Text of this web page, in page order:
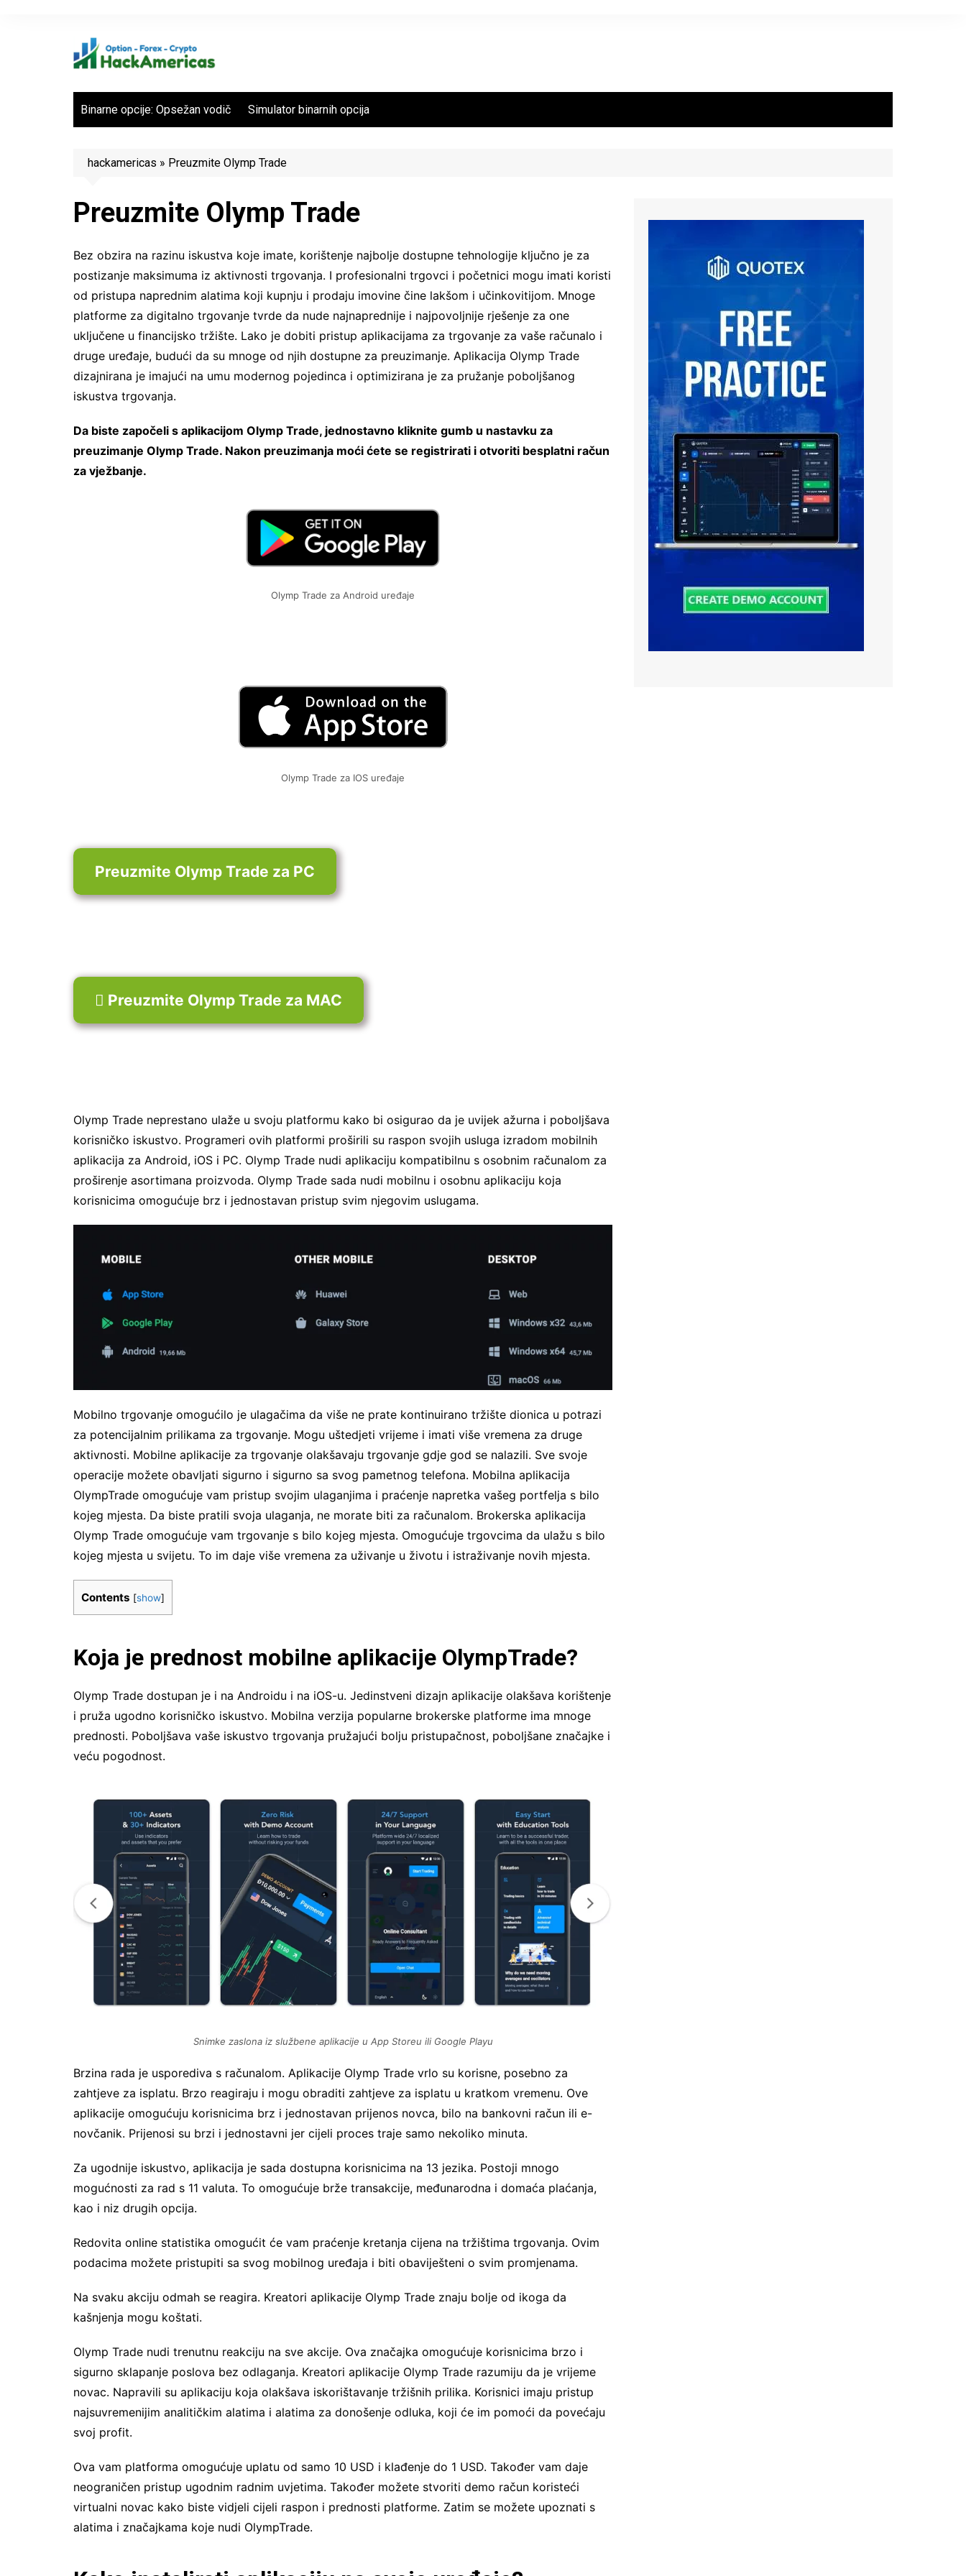
Binarne opcije: Opsežan vodič Simulator binarnih opcija
hackamericas » Preuzmite Olymp Trade
Preuzmite Olymp Trade
Bez obzira na razinu iskustva koje imate, korištenje najbolje dostupne tehnologije ključno je za
postizanje maksimuma iz aktivnosti trgovanja. I profesionalni trgovci i početnici mogu imati koristi
od pristupa naprednim alatima koji kupnju i prodaju imovine čine lakšom i učinkovitijom. Mnoge
platforme za digitalno trgovanje tvrde da nude najnaprednije i najpovoljnije rješenje za one
uključene u financijsko tržište. Lako je dobiti pristup aplikacijama za trgovanje za vaše računalo i
druge uređaje, budući da su mnoge od njih dostupne za preuzimanje. Aplikacija Olymp Trade
dizajnirana je imajući na umu modernog pojedinca i optimizirana je za pružanje poboljšanog
iskustva trgovanja.
Da biste započeli s aplikacijom Olymp Trade, jednostavno kliknite gumb u nastavku za
preuzimanje Olymp Trade. Nakon preuzimanja moći ćete se registrirati i otvoriti besplatni račun
za vježbanje.
Olymp Trade za Android uređaje
Olymp Trade za IOS uređaje
Preuzmite Olymp Trade za PC
 Preuzmite Olymp Trade za MAC
Olymp Trade neprestano ulaže u svoju platformu kako bi osigurao da je uvijek ažurna i poboljšava
korisničko iskustvo. Programeri ovih platformi proširili su raspon svojih usluga izradom mobilnih
aplikacija za Android, iOS i PC. Olymp Trade nudi aplikaciju kompatibilnu s osobnim računalom za
proširenje asortimana proizvoda. Olymp Trade sada nudi mobilnu i osobnu aplikaciju koja
korisnicima omogućuje brz i jednostavan pristup svim njegovim uslugama.
Mobilno trgovanje omogućilo je ulagačima da više ne prate kontinuirano tržište dionica u potrazi
za potencijalnim prilikama za trgovanje. Mogu uštedjeti vrijeme i imati više vremena za druge
aktivnosti. Mobilne aplikacije za trgovanje olakšavaju trgovanje gdje god se nalazili. Sve svoje
operacije možete obavljati sigurno i sigurno sa svog pametnog telefona. Mobilna aplikacija
OlympTrade omogućuje vam pristup svojim ulaganjima i praćenje napretka vašeg portfelja s bilo
kojeg mjesta. Da biste pratili svoja ulaganja, ne morate biti za računalom. Brokerska aplikacija
Olymp Trade omogućuje vam trgovanje s bilo kojeg mjesta. Omogućuje trgovcima da ulažu s bilo
kojeg mjesta u svijetu. To im daje više vremena za uživanje u životu i istraživanje novih mjesta.
Contents [show]
Koja je prednost mobilne aplikacije OlympTrade?
Olymp Trade dostupan je i na Androidu i na iOS-u. Jedinstveni dizajn aplikacije olakšava korištenje
i pruža ugodno korisničko iskustvo. Mobilna verzija popularne brokerske platforme ima mnoge
prednosti. Poboljšava vaše iskustvo trgovanja pružajući bolju pristupačnost, poboljšane značajke i
veću pogodnost.
Snimke zaslona iz službene aplikacije u App Storeu ili Google Playu
Brzina rada je usporediva s računalom. Aplikacije Olymp Trade vrlo su korisne, posebno za
zahtjeve za isplatu. Brzo reagiraju i mogu obraditi zahtjeve za isplatu u kratkom vremenu. Ove
aplikacije omogućuju korisnicima brz i jednostavan prijenos novca, bilo na bankovni račun ili e-
novčanik. Prijenosi su brzi i jednostavni jer cijeli proces traje samo nekoliko minuta.
Za ugodnije iskustvo, aplikacija je sada dostupna korisnicima na 13 jezika. Postoji mnogo
mogućnosti za rad s 11 valuta. To omogućuje brže transakcije, međunarodna i domaća plaćanja,
kao i niz drugih opcija.
Redovita online statistika omogućit će vam praćenje kretanja cijena na tržištima trgovanja. Ovim
podacima možete pristupiti sa svog mobilnog uređaja i biti obaviješteni o svim promjenama.
Na svaku akciju odmah se reagira. Kreatori aplikacije Olymp Trade znaju bolje od ikoga da
kašnjenja mogu koštati.
Olymp Trade nudi trenutnu reakciju na sve akcije. Ova značajka omogućuje korisnicima brzo i
sigurno sklapanje poslova bez odlaganja. Kreatori aplikacije Olymp Trade razumiju da je vrijeme
novac. Napravili su aplikaciju koja olakšava iskorištavanje tržišnih prilika. Korisnici imaju pristup
najsuvremenijim analitičkim alatima i alatima za donošenje odluka, koji će im pomoći da povećaju
svoj profit.
Ova vam platforma omogućuje uplatu od samo 10 USD i klađenje do 1 USD. Također vam daje
neograničen pristup ugodnim radnim uvjetima. Također možete stvoriti demo račun koristeći
virtualni novac kako biste vidjeli cijeli raspon i prednosti platforme. Zatim se možete upoznati s
alatima i značajkama koje nudi OlympTrade.